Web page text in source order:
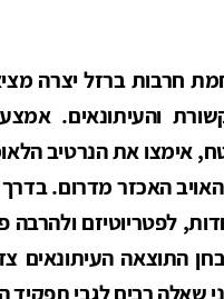
חרבות ברזל יצרה
והעיתונאים.
האכזר מדרום. בדרך
לפטריוטיזם
התוצאה העיתונאים
שאלה רבים לגבי